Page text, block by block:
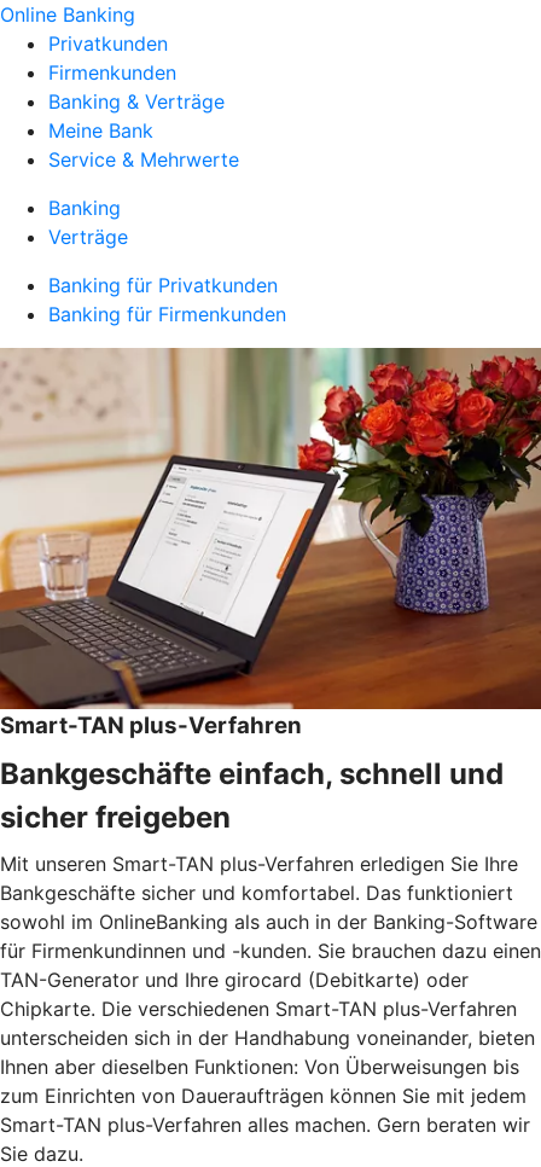
Online Banking
Privatkunden
Firmenkunden
Banking & Verträge
Meine Bank
Service & Mehrwerte
Banking
Verträge
Banking für Privatkunden
Banking für Firmenkunden
Smart-TAN plus-Verfahren
Bankgeschäfte einfach, schnell und
sicher freigeben
Mit unseren Smart-TAN plus-Verfahren erledigen Sie Ihre
Bankgeschäfte sicher und komfortabel. Das funktioniert
sowohl im OnlineBanking als auch in der Banking-Software
für Firmenkundinnen und -kunden. Sie brauchen dazu einen
TAN-Generator und Ihre girocard (Debitkarte) oder
Chipkarte. Die verschiedenen Smart-TAN plus-Verfahren
unterscheiden sich in der Handhabung voneinander, bieten
Ihnen aber dieselben Funktionen: Von Überweisungen bis
zum Einrichten von Daueraufträgen können Sie mit jedem
Smart-TAN plus-Verfahren alles machen. Gern beraten wir
Sie dazu.